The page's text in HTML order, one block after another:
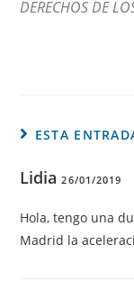
DERECHOS DE
ESTA
Lidia26/01/2019
Hola, tengo una
Madrid la